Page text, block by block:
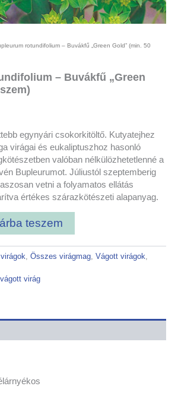
rotundifolium – Buvákfű „Green Gold” (min. 50
– Buvákfű „Green
egynyári csokorkitöltő. Kutyatejhez
virágai és eukaliptuszhoz hasonló
valóban nélkülözhetetlenné a
Bupleurumot. Júliustól szeptemberig
vetni a folyamatos ellátás
értékes szárazkötészeti alapanyag.
teszem
Összes virágmag Vágott virágok
vágott virág